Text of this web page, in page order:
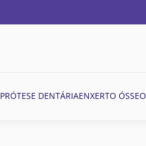
PRÓTESE DENTÁRIAENXERTO ÓSSEO